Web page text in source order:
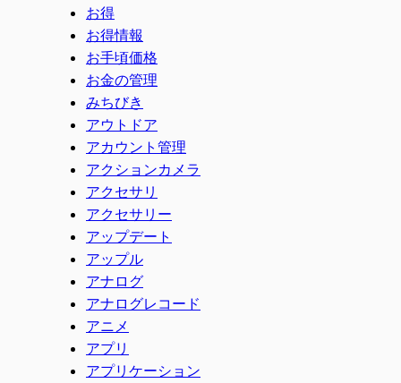
お得
お得情報
お手頃価格
お金の管理
みちびき
アウトドア
アカウント管理
アクションカメラ
アクセサリ
アクセサリー
アップデート
アップル
アナログ
アナログレコード
アニメ
アプリ
アプリケーション